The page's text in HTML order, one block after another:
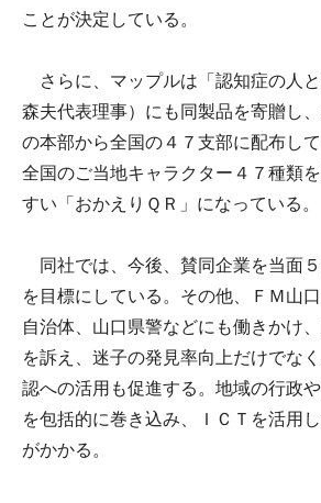
ことが決定している。
さらに、マップルは「認知症の人
森夫代表理事）にも同製品を寄贈し
の本部から全国の４７支部に配布し
全国のご当地キャラクター４７種類
すい「おかえりＱＲ」になっている。
同社では、今後、賛同企業を当面
を目標にしている。その他、ＦＭ山
自治体、山口県警などにも働きかけ
を訴え、迷子の発見率向上だけでな
認への活用も促進する。地域の行政
を包括的に巻き込み、ＩＣＴを活用
がかかる。